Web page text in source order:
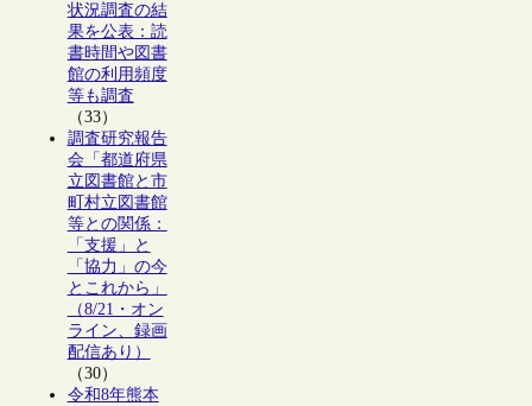
状況調査の結
果を公表：読
書時間や図書
館の利用頻度
等も調査
（33）
調査研究報告
会「都道府県
立図書館と市
町村立図書館
等との関係：
「支援」と
「協力」の今
とこれから」
（8/21・オン
ライン、録画
配信あり）
（30）
令和8年熊本